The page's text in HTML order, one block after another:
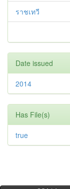
ราชเทวี
Date issued
2014
Has File(s)
true